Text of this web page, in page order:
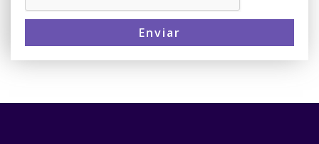
Enviar